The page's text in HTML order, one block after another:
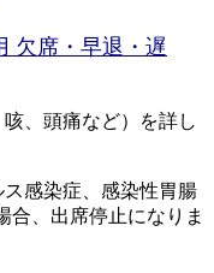
欠席・早退・遅
、頭痛など）を詳し
感染症、感染性胃腸
、出席停止になりま